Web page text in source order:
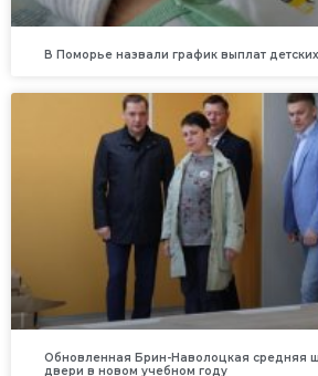
В Поморье назвали график выплат
Обновленная Брин-Наволоцкая средняя
двери в новом учебном году